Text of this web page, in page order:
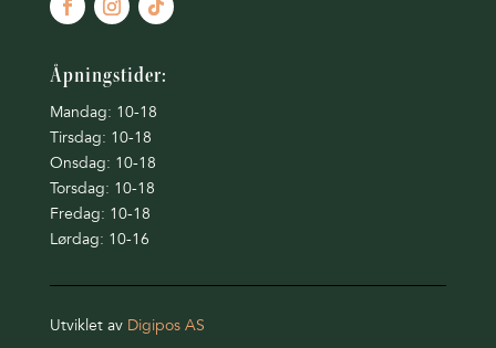
Åpningstider:
Mandag: 10-18
Tirsdag: 10-18
Onsdag: 10-18
Torsdag: 10-18
Fredag: 10-18
Lørdag: 10-16
Utviklet av Digipos AS